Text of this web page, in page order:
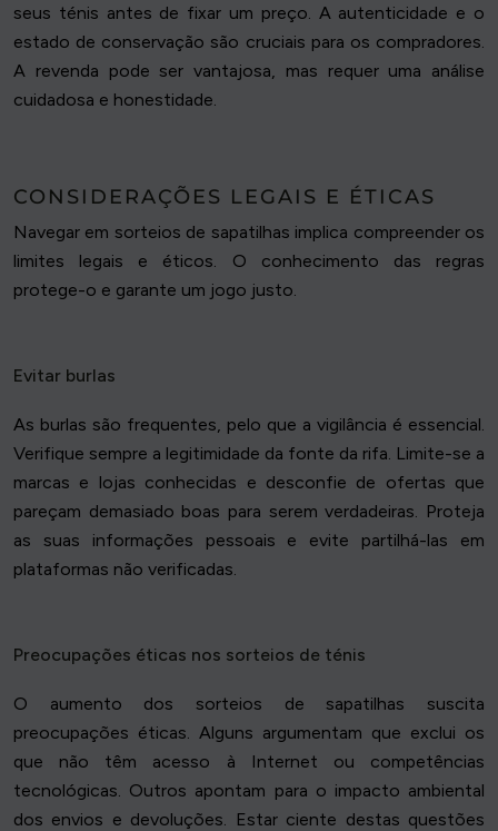
seus ténis antes de fixar um preço. A autenticidade e o
estado de conservação são cruciais para os compradores.
A revenda pode ser vantajosa, mas requer uma análise
cuidadosa e honestidade.
CONSIDERAÇÕES LEGAIS E ÉTICAS
Navegar em sorteios de sapatilhas implica compreender os
limites legais e éticos. O conhecimento das regras
protege-o e garante um jogo justo.
Evitar burlas
As burlas são frequentes, pelo que a vigilância é essencial.
Verifique sempre a legitimidade da fonte da rifa. Limite-se a
marcas e lojas conhecidas e desconfie de ofertas que
pareçam demasiado boas para serem verdadeiras. Proteja
as suas informações pessoais e evite partilhá-las em
plataformas não verificadas.
Preocupações éticas nos sorteios de ténis
O aumento dos sorteios de sapatilhas suscita
preocupações éticas. Alguns argumentam que exclui os
que não têm acesso à Internet ou competências
tecnológicas. Outros apontam para o impacto ambiental
dos envios e devoluções. Estar ciente destas questões